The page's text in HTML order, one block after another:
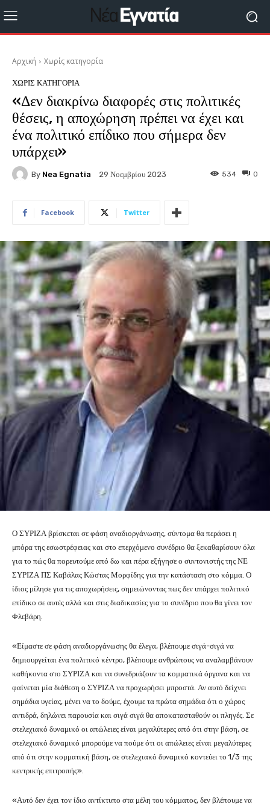
Αρχική Χωρίς κατηγορία
ΧΩΡΊΣ ΚΑΤΗΓΟΡΊΑ
«Δεν διακρίνω διαφορές στις πολιτικές
θέσεις, η αποχώρηση πρέπει να έχει και
ένα πολιτικό επίδικο που σήμερα δεν
υπάρχει»
By Nea Egnatia 29 Νοεμβρίου 2023 0
534
Facebook Twitter
Ο ΣΥΡΙΖΑ βρίσκεται σε φάση αναδιοργάνωσης, σύντομα θα περάσει η
μπόρα της εσωστρέφειας και στο επερχόμενο συνέδριο θα ξεκαθαρίσουν όλα
για το πώς θα πορευτούμε από δω και πέρα εξήγησε ο συντονιστής της ΝΕ
ΣΥΡΙΖΑ ΠΣ Καβάλας Κώστας Μορφίδης για την κατάσταση στο κόμμα. Ο
ίδιος μίλησε για τις αποχωρήσεις, σημειώνοντας πως δεν υπάρχει πολιτικό
επίδικο σε αυτές αλλά και στις διαδικασίες για το συνέδριο που θα γίνει τον
Φλεβάρη.
«Είμαστε σε φάση αναδιοργάνωσης θα έλεγα, βλέπουμε σιγά-σιγά να
δημιουργείται ένα πολιτικό κέντρο, βλέπουμε ανθρώπους να αναλαμβάνουν
καθήκοντα στο ΣΥΡΙΖΑ και να συνεδριάζουν τα κομματικά όργανα και να
φαίνεται μία διάθεση ο ΣΥΡΙΖΑ να προχωρήσει μπροστά. Αν αυτό δείχνει
σημάδια υγείας, μένει να το δούμε, έχουμε τα πρώτα σημάδια ότι ο χώρος
αντιδρά, δηλώνει παρουσία και σιγά σιγά θα αποκατασταθούν οι πληγές. Σε
στελεχιακό δυναμικό οι απώλειες είναι μεγαλύτερες από ότι στην βάση, σε
στελεχιακό δυναμικό μπορούμε να πούμε ότι οι απώλειες είναι μεγαλύτερες
από ότι στην κομματική βάση, σε στελεχιακό δυναμικό κοντεύει το 1/3 της
κεντρικής επιτροπής».
«Αυτό δεν έχει τον ίδιο αντίκτυπο στα μέλη του κόμματος, δεν βλέπουμε να